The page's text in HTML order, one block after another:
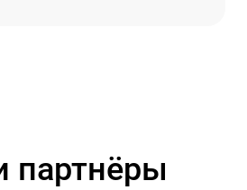
партнёры